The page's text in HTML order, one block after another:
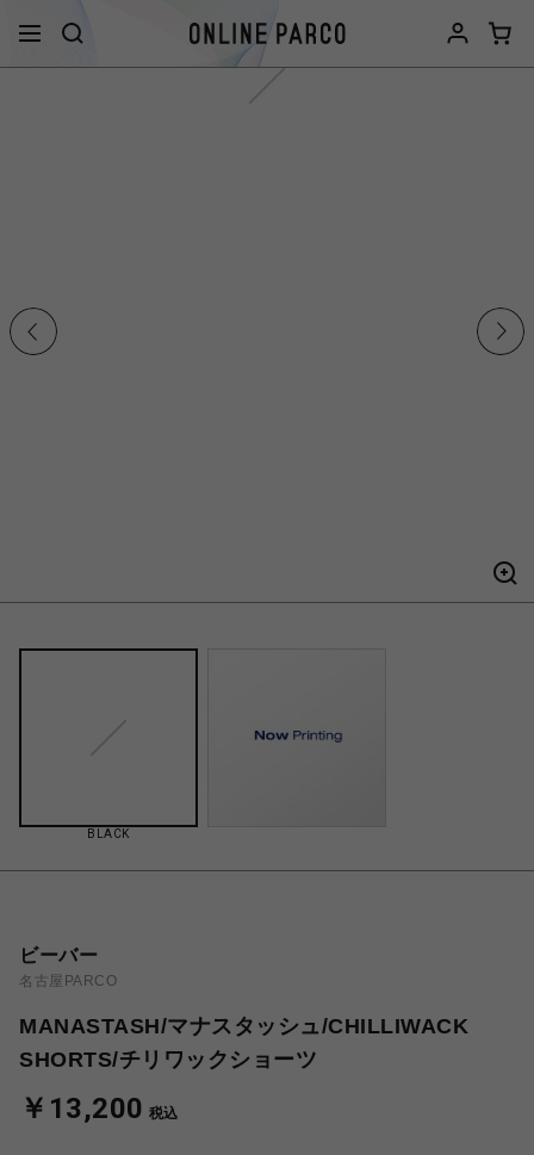
BLACK
ビーバー
名古屋PARCO
MANASTASH/マナスタッシュ/CHILLIWACK
SHORTS/チリワックショーツ
￥13,200 税込